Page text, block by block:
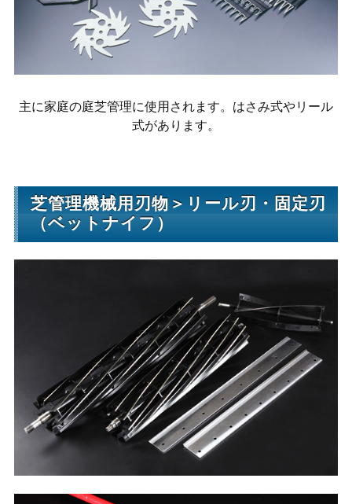
主に家庭の庭芝管理に使用されます。はさみ式やリール
式があります。
芝管理機械用刃物＞リール刃・固定刃
（ベットナイフ）